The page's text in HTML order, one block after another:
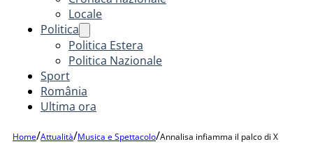
Locale
Politica
Politica Estera
Politica Nazionale
Sport
România
Ultima ora
Home/Attualità/Musica e Spettacolo/Annalisa infiamma il palco di X